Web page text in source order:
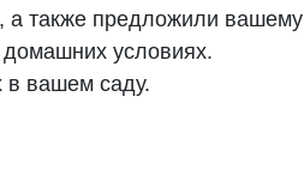
а также предложили вашему
условиях.
в вашем саду.